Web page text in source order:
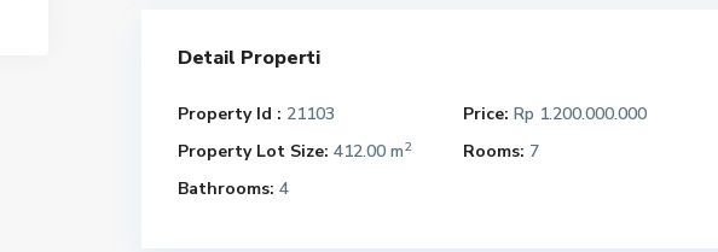
Detail Properti
Property Id : 21103 Price: Rp 1.200.000.000
Property Lot Size: 412.00 m2 Rooms: 7
Bathrooms: 4